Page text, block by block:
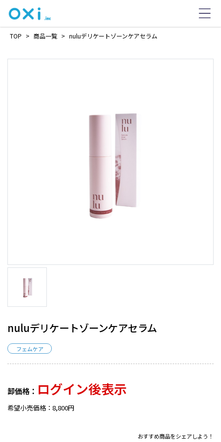
TOP > 商品一覧 > nuluデリケートゾーンケアセラム
nuluデリケートゾーンケアセラム
フェムケア
卸価格： ログイン後表示
希望小売価格：8,800円
おすすめ商品をシェアしよう！